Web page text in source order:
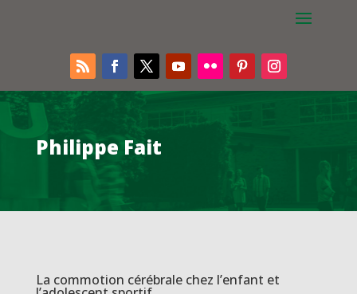
Philippe Fait
La commotion cérébrale chez l’enfant et